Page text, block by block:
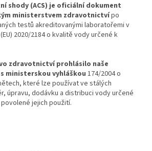
shody (ACS) je oficiální dokument
ministerstvem zdravotnictvípo
testů akreditovanými laboratořemi v
2020/2184 o kvalitě vody určené k
zdravotnictví prohlásilo naše
ministerskou vyhláškou 174/2004 o
které lze používat ve stálých
úpravu, dodávku a distribuci vody určené
jejich použití.